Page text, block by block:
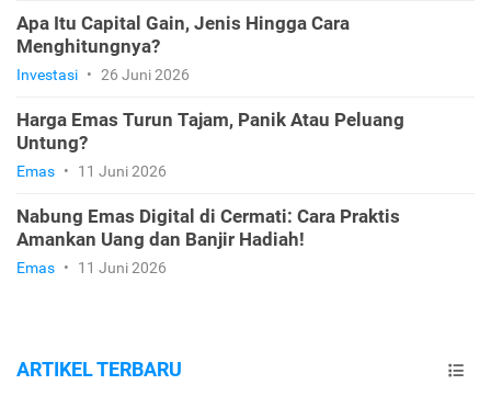
Apa Itu Capital Gain, Jenis Hingga Cara
Menghitungnya?
Investasi • 26 Juni 2026
Harga Emas Turun Tajam, Panik Atau Peluang
Untung?
Emas • 11 Juni 2026
Nabung Emas Digital di Cermati: Cara Praktis
Amankan Uang dan Banjir Hadiah!
Emas • 11 Juni 2026
ARTIKEL TERBARU